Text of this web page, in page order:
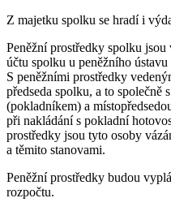
Z majetku spolku se hradí i
Peněžní prostředky spolku jsou
účtu spolku u peněžního
S peněžními prostředky
předseda spolku, a to společně
(pokladníkem) a
při nakládání s pokladní
prostředky jsou tyto osoby
a těmito stanovami.
Peněžní prostředky budou
rozpočtu.